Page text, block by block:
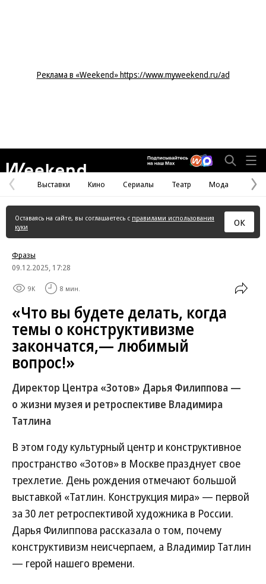
Реклама в «Weekend» https://www.myweekend.ru/ad
Предыдущая
страница
Выставки Кино Сериалы Театр Мода
Оставаясь на сайте, вы соглашаетесь с правилами использования
куки
ОК
Фразы
09.12.2025, 17:28
9K 8 мин.
«Что вы будете делать, когда
темы о конструктивизме
закончатся,— любимый
вопрос!»
Директор Центра «Зотов» Дарья Филиппова —
о жизни музея и ретроспективе Владимира
Татлина
В этом году культурный центр и конструктивное
пространство «Зотов» в Москве празднует свое
трехлетие. День рождения отмечают большой
выставкой «Татлин. Конструкция мира» — первой
за 30 лет ретроспективой художника в России.
Дарья Филиппова рассказала о том, почему
конструктивизм неисчерпаем, а Владимир Татлин
— герой нашего времени.